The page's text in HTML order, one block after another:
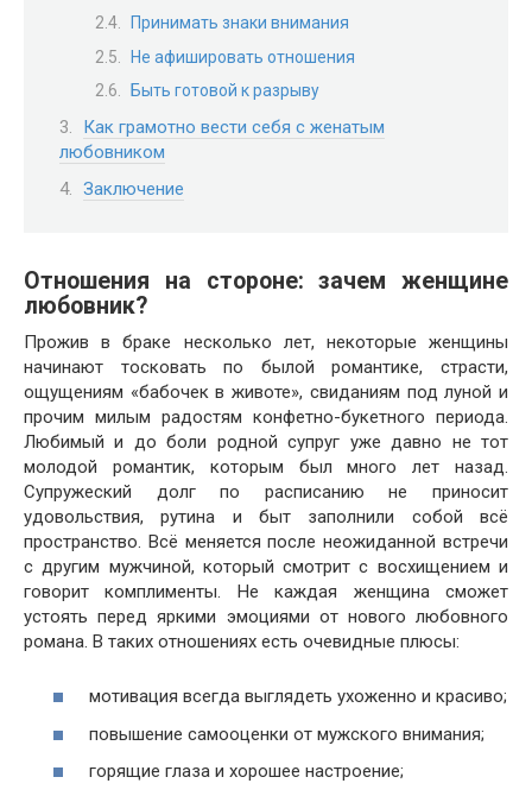
Принимать знаки внимания
Не афишировать отношения
Быть готовой к разрыву
Как грамотно вести себя с женатым
любовником
Заключение
Отношения на стороне: зачем женщине
любовник?
Прожив в браке несколько лет, некоторые женщины
начинают тосковать по былой романтике, страсти,
ощущениям «бабочек в животе», свиданиям под луной и
прочим милым радостям конфетно-букетного периода.
Любимый и до боли родной супруг уже давно не тот
молодой романтик, которым был много лет назад.
Супружеский долг по расписанию не приносит
удовольствия, рутина и быт заполнили собой всё
пространство. Всё меняется после неожиданной встречи
с другим мужчиной, который смотрит с восхищением и
говорит комплименты. Не каждая женщина сможет
устоять перед яркими эмоциями от нового любовного
романа. В таких отношениях есть очевидные плюсы:
мотивация всегда выглядеть ухоженно и красиво;
повышение самооценки от мужского внимания;
горящие глаза и хорошее настроение;